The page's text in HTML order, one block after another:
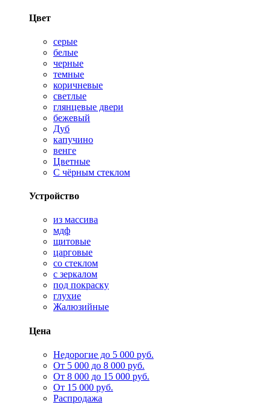
Цвет
серые
белые
черные
темные
коричневые
светлые
глянцевые двери
бежевый
Дуб
капучино
венге
Цветные
С чёрным стеклом
Устройство
из массива
мдф
щитовые
царговые
со стеклом
с зеркалом
под покраску
глухие
Жалюзийные
Цена
Недорогие до 5 000 руб.
От 5 000 до 8 000 руб.
От 8 000 до 15 000 руб.
От 15 000 руб.
Распродажа